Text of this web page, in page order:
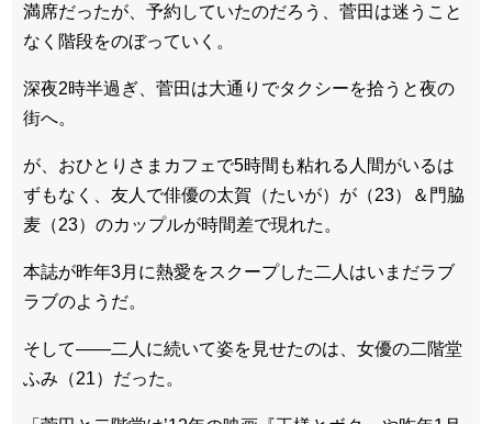
満席だったが、予約していたのだろう、菅田は迷うこと
なく階段をのぼっていく。
深夜2時半過ぎ、菅田は大通りでタクシーを拾うと夜の
街へ。
が、おひとりさまカフェで5時間も粘れる人間がいるは
ずもなく、友人で俳優の太賀（たいが）が（23）＆門脇
麦（23）のカップルが時間差で現れた。
本誌が昨年3月に熱愛をスクープした二人はいまだラブ
ラブのようだ。
そして――二人に続いて姿を見せたのは、女優の二階堂
ふみ（21）だった。